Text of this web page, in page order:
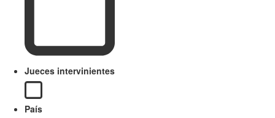
Jueces intervinientes
País